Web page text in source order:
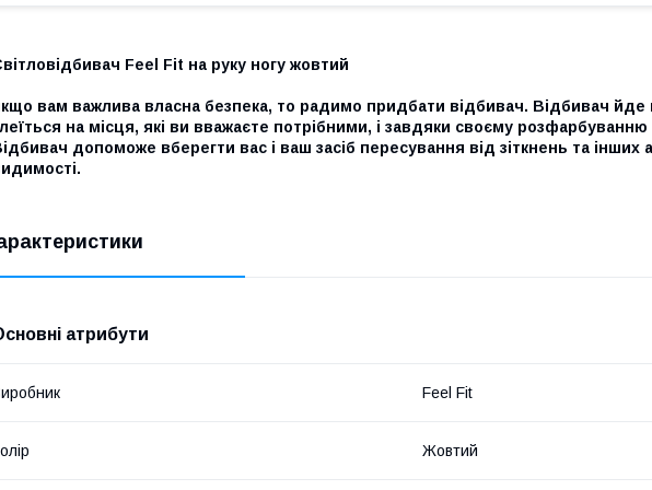
Feel Fit на руку ногу жовтий
вам важлива власна безпека, то радимо придбати відбивач. Відбивач йде
на місця, які ви вважаєте потрібними, і завдяки своєму розфарбуванню
допоможе вберегти вас і ваш засіб пересування від зіткнень та інших
атрибути
Feel Fit
Жовтий